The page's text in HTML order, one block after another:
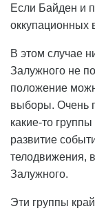
Если Байден и
оккупационных
В этом случае
Залужного не
положение
выборы. Очень
какие-то
развитие
телодвижения,
Залужного.
Эти группы